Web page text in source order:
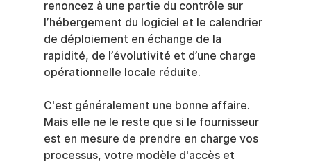
renoncez à une partie du contrôle sur
l’hébergement du logiciel et le calendrier
de déploiement en échange de la
rapidité, de l’évolutivité et d’une charge
opérationnelle locale réduite.
C'est généralement une bonne affaire.
Mais elle ne le reste que si le fournisseur
est en mesure de prendre en charge vos
processus, votre modèle d'accès et